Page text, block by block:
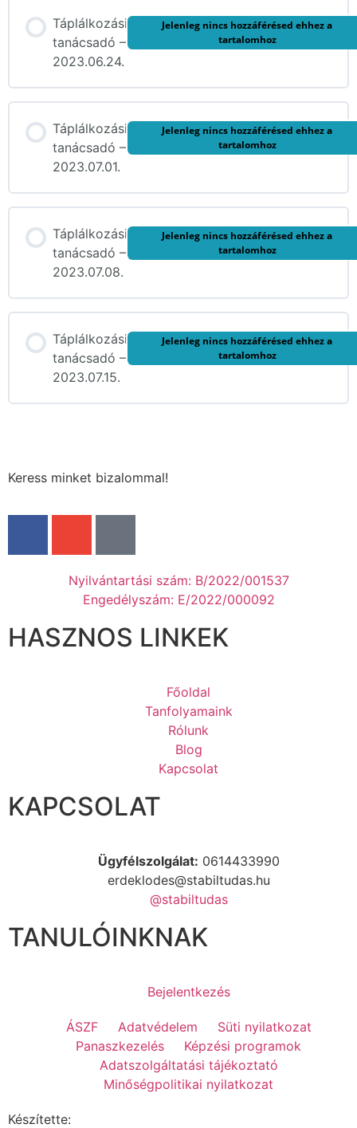
Táplálkozási
tanácsadó –
2023.06.24.
Jelenleg nincs hozzáférésed ehhez a
tartalomhoz
Táplálkozási
tanácsadó –
2023.07.01.
Jelenleg nincs hozzáférésed ehhez a
tartalomhoz
Táplálkozási
tanácsadó –
2023.07.08.
Jelenleg nincs hozzáférésed ehhez a
tartalomhoz
Táplálkozási
tanácsadó –
2023.07.15.
Jelenleg nincs hozzáférésed ehhez a
tartalomhoz
Keress minket bizalommal!
Nyilvántartási szám: B/2022/001537
Engedélyszám: E/2022/000092
HASZNOS LINKEK
Főoldal
Tanfolyamaink
Rólunk
Blog
Kapcsolat
KAPCSOLAT
Ügyfélszolgálat: 0614433990
erdeklodes@stabiltudas.hu
@stabiltudas
TANULÓINKNAK
Bejelentkezés
ÁSZF Adatvédelem
Süti nyilatkozat
Panaszkezelés
Képzési programok
Adatszolgáltatási tájékoztató
Minőségpolitikai nyilatkozat
Készítette: